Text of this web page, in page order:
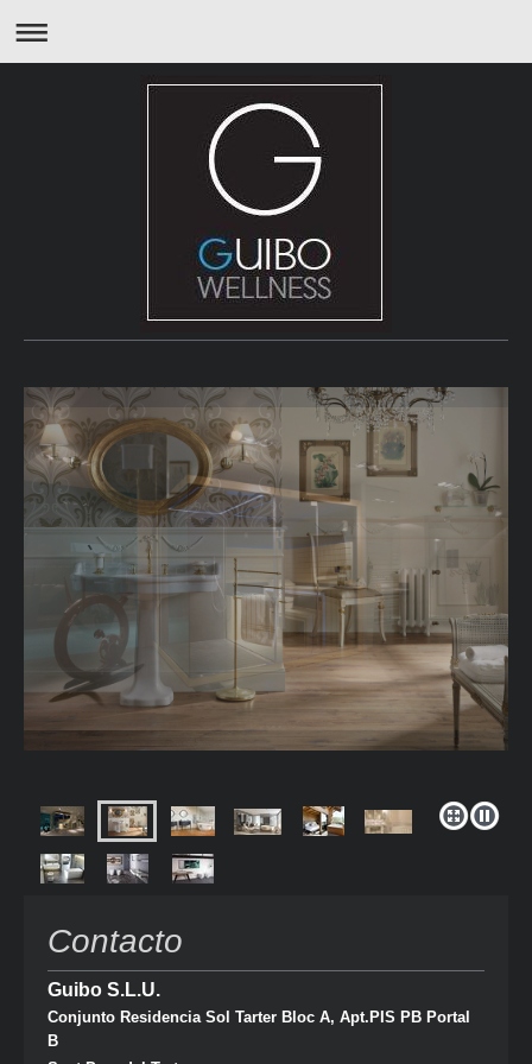
Contacto
Guibo S.L.U.
Conjunto Residencia Sol Tarter Bloc A, Apt.PIS PB Portal
B